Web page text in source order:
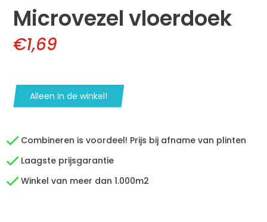
Microvezel vloerdoek
€1,69
Alleen in de winkel!
Combineren is voordeel! Prijs bij afname van plinten
Laagste prijsgarantie
Winkel van meer dan 1.000m2